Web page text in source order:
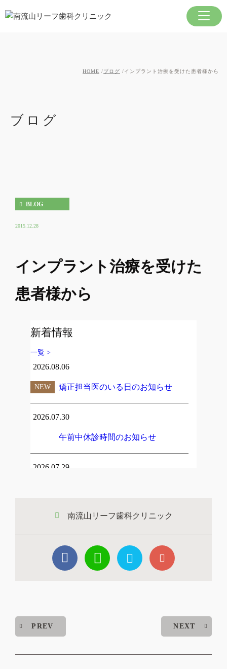
ブログ
HOME ブログ インプラント治療を受けた患者様から
BLOG
2015.12.28
インプラント治療を受けた
患者様から
新着情報
一覧 >
2026.08.06
NEW 矯正担当医のいる日のお知らせ
2026.07.30
午前中休診時間のお知らせ
2026.07.29
2026.07.09
矯正担当医のいる日のお知らせ
2026.06.18
南流山リーフ歯科クリニック
PREV NEXT